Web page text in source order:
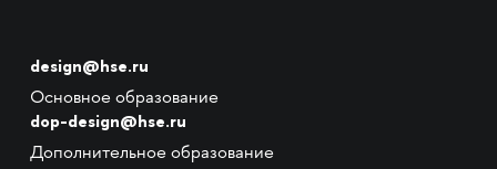
design@hse.ru
Основное образование
dop-design@hse.ru
Дополнительное образование